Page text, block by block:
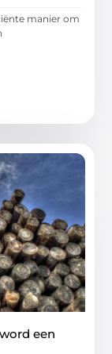
manier om
een